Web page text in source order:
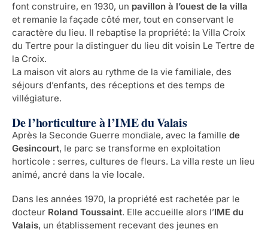
font construire, en 1930, un pavillon à l’ouest de la villa
et remanie la façade côté mer, tout en conservant le
caractère du lieu. Il rebaptise la propriété: la Villa Croix
du Tertre pour la distinguer du lieu dit voisin Le Tertre de
la Croix.
La maison vit alors au rythme de la vie familiale, des
séjours d’enfants, des réceptions et des temps de
villégiature.
De l’horticulture à l’IME du Valais
Après la Seconde Guerre mondiale, avec la famille de
Gesincourt, le parc se transforme en exploitation
horticole : serres, cultures de fleurs. La villa reste un lieu
animé, ancré dans la vie locale.
Dans les années 1970, la propriété est rachetée par le
docteur Roland Toussaint. Elle accueille alors l’IME du
Valais, un établissement recevant des jeunes en